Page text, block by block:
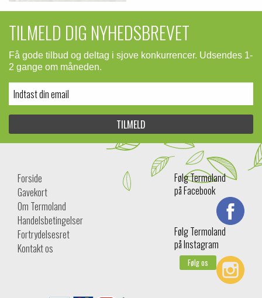
TILMELD DIG NYHEDSBREVET
Få gode tilbud og deltag i sjove konkurrencer. Udsendes 1-
2 gange om måneden.
Forside
Gavekort
Om Termoland
Handelsbetingelser
Fortrydelsesret
Kontakt os
Følg Termoland
på Facebook
Følg Termoland
på Instagram
Følg os